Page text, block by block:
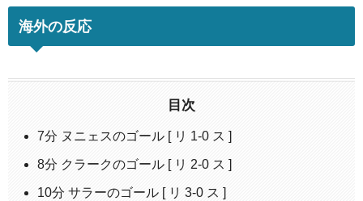
海外の反応
目次
7分 ヌニェスのゴール [ リ 1-0 ス ]
8分 クラークのゴール [ リ 2-0 ス ]
10分 サラーのゴール [ リ 3-0 ス ]